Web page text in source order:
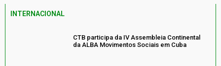
INTERNACIONAL
CTB participa da IV Assembleia Continental
da ALBA Movimentos Sociais em Cuba